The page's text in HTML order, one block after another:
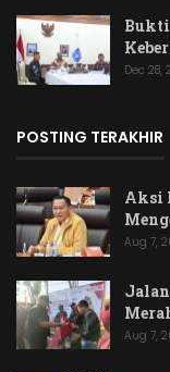
Bukti
Dec 28,
POSTING TERAKHIR
Aksi
Aug 7,
Aug 7,